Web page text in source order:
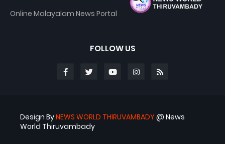
Online Malayalam News Portal
FOLLOW US
Design ByNEWS WORLD THIRUVAMBADY @ News
World Thiruvambady